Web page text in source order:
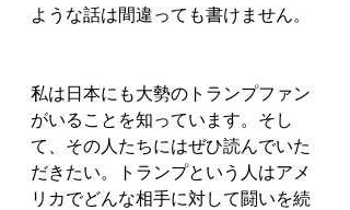
ような話は間違っても書けません。
私は日本にも大勢のトランプファン
がいることを知っています。そし
て、その人たちにはぜひ読んでいた
だきたい。トランプという人はアメ
リカでどんな相手に対して闘いを続